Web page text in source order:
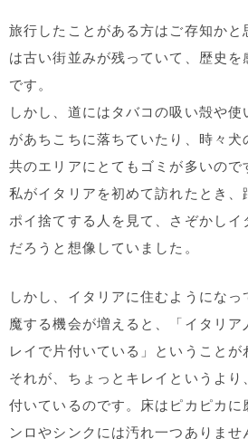
旅行したことがある方はご存知かと
は古い街並みが残っていて、歴史を
です。
しかし、道にはタバコの吸い殻や使
があちこちに落ちていたり、時々犬
共のエリアにとてもゴミが多いので
私がイタリアを初めて訪れたとき、
ポイ捨てする人を見て、さぞかしイ
だろうと想像していました。
しかし、イタリアに住むようになっ
魔する機会が増えると、「イタリア
レイで片付いている」ということが
それが、ちょっとキレイというより
付いているのです。床はピカピカに
ンロやシンクには汚れ一つありませ